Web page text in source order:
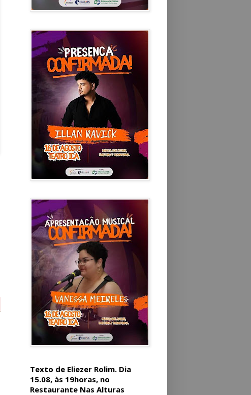
Texto de Eliezer Rolim. Dia
15.08, às 19horas, no
Restaurante Nas Alturas